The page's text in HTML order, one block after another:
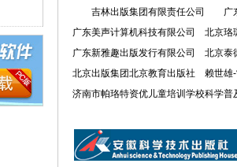
吉林出版集团有限责任公司
广东美声计算机科技有限公司
广东新雅趣出版发行有限公司
北京出版集团北京教育出版社
济南市帕珞特资优儿童培训学校
广
北京珞
北京泰
赖世雄
科学普